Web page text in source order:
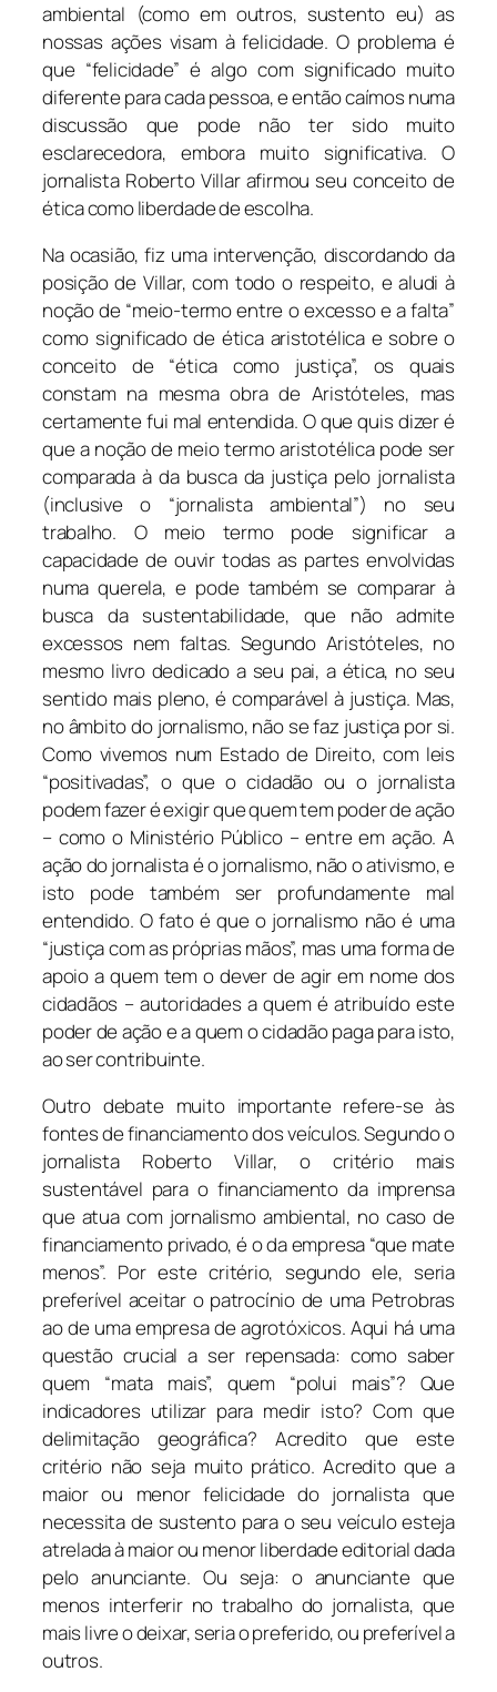
ambiental (como em outros, sustento eu) as
nossas ações visam à felicidade. O problema é
que “felicidade” é algo com significado muito
diferente para cada pessoa, e então caímos numa
discussão que pode não ter sido muito
esclarecedora, embora muito significativa. O
jornalista Roberto Villar afirmou seu conceito de
ética como liberdade de escolha.
Na ocasião, fiz uma intervenção, discordando da
posição de Villar, com todo o respeito, e aludi à
noção de “meio-termo entre o excesso e a falta”
como significado de ética aristotélica e sobre o
conceito de “ética como justiça”, os quais
constam na mesma obra de Aristóteles, mas
certamente fui mal entendida. O que quis dizer é
que a noção de meio termo aristotélica pode ser
comparada à da busca da justiça pelo jornalista
(inclusive o “jornalista ambiental”) no seu
trabalho. O meio termo pode significar a
capacidade de ouvir todas as partes envolvidas
numa querela, e pode também se comparar à
busca da sustentabilidade, que não admite
excessos nem faltas. Segundo Aristóteles, no
mesmo livro dedicado a seu pai, a ética, no seu
sentido mais pleno, é comparável à justiça. Mas,
no âmbito do jornalismo, não se faz justiça por si.
Como vivemos num Estado de Direito, com leis
“positivadas”, o que o cidadão ou o jornalista
podem fazer é exigir que quem tem poder de ação
– como o Ministério Público – entre em ação. A
ação do jornalista é o jornalismo, não o ativismo, e
isto pode também ser profundamente mal
entendido. O fato é que o jornalismo não é uma
“justiça com as próprias mãos”, mas uma forma de
apoio a quem tem o dever de agir em nome dos
cidadãos – autoridades a quem é atribuído este
poder de ação e a quem o cidadão paga para isto,
ao ser contribuinte.
Outro debate muito importante refere-se às
fontes de financiamento dos veículos. Segundo o
jornalista Roberto Villar, o critério mais
sustentável para o financiamento da imprensa
que atua com jornalismo ambiental, no caso de
financiamento privado, é o da empresa “que mate
menos”. Por este critério, segundo ele, seria
preferível aceitar o patrocínio de uma Petrobras
ao de uma empresa de agrotóxicos. Aqui há uma
questão crucial a ser repensada: como saber
quem “mata mais”, quem “polui mais”? Que
indicadores utilizar para medir isto? Com que
delimitação geográfica? Acredito que este
critério não seja muito prático. Acredito que a
maior ou menor felicidade do jornalista que
necessita de sustento para o seu veículo esteja
atrelada à maior ou menor liberdade editorial dada
pelo anunciante. Ou seja: o anunciante que
menos interferir no trabalho do jornalista, que
mais livre o deixar, seria o preferido, ou preferível a
outros.